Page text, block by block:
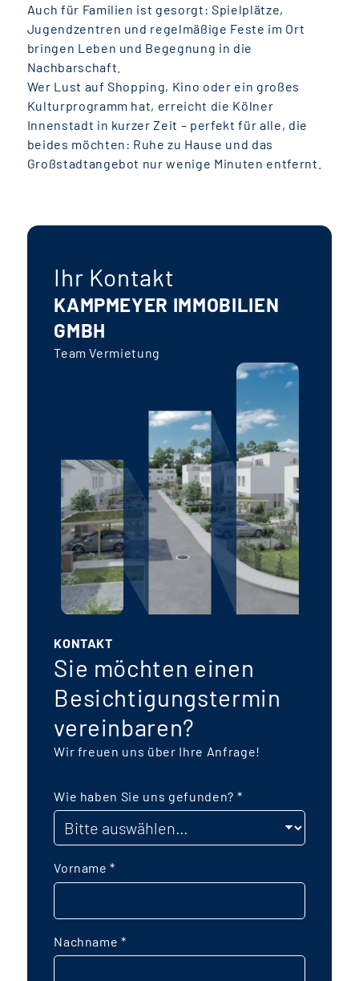
Auch für Familien ist gesorgt: Spielplätze,
Jugendzentren und regelmäßige Feste im Ort
bringen Leben und Begegnung in die
Nachbarschaft.
Wer Lust auf Shopping, Kino oder ein großes
Kulturprogramm hat, erreicht die Kölner
Innenstadt in kurzer Zeit – perfekt für alle, die
beides möchten: Ruhe zu Hause und das
Großstadtangebot nur wenige Minuten entfernt.
Ihr Kontakt
KAMPMEYER IMMOBILIEN
GMBH
Team Vermietung
KONTAKT
Sie möchten einen
Besichtigungstermin
vereinbaren?
Wir freuen uns über Ihre Anfrage!
Wie haben Sie uns gefunden? *
Vorname*
Nachname*